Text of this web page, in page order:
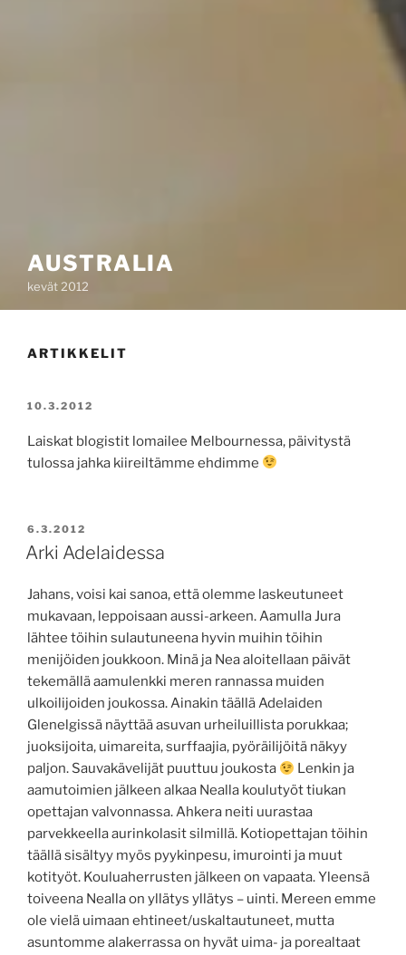
AUSTRALIA
kevät 2012
ARTIKKELIT
JULKAISTU
10.3.2012
Laiskat blogistit lomailee Melbournessa, päivitystä
tulossa jahka kiireiltämme ehdimme
JULKAISTU
6.3.2012
Arki Adelaidessa
Jahans, voisi kai sanoa, että olemme laskeutuneet
mukavaan, leppoisaan aussi-arkeen. Aamulla Jura
lähtee töihin sulautuneena hyvin muihin töihin
menijöiden joukkoon. Minä ja Nea aloitellaan päivät
tekemällä aamulenkki meren rannassa muiden
ulkoilijoiden joukossa. Ainakin täällä Adelaiden
Glenelgissä näyttää asuvan urheiluillista porukkaa;
juoksijoita, uimareita, surffaajia, pyöräilijöitä näkyy
paljon. Sauvakävelijät puuttuu joukosta
Lenkin ja
aamutoimien jälkeen alkaa Nealla koulutyöt tiukan
opettajan valvonnassa. Ahkera neiti uurastaa
parvekkeella aurinkolasit silmillä. Kotiopettajan töihin
täällä sisältyy myös pyykinpesu, imurointi ja muut
kotityöt. Kouluaherrusten jälkeen on vapaata. Yleensä
toiveena Nealla on yllätys yllätys – uinti. Mereen emme
ole vielä uimaan ehtineet/uskaltautuneet, mutta
asuntomme alakerrassa on hyvät uima- ja porealtaat